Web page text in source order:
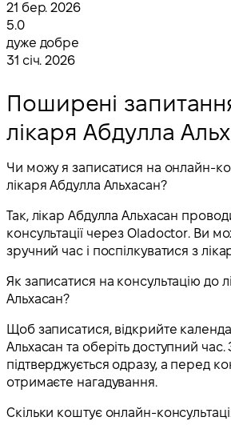
21 бер. 2026
5.0
дуже добре
31 січ. 2026
Поширені
лікаря Абдулла
Чи можу я записатися на онлайн-
лікаря Абдулла Альхасан?
Так, лікар Абдулла Альхасан
консультації через Oladoctor. Ви
зручний час і поспілкуватися з
Як записатися на консультацію до
Альхасан?
Щоб записатися, відкрийте
Альхасан та оберіть доступний час.
підтверджується одразу, а перед
отримаєте нагадування.
Скільки коштує онлайн-